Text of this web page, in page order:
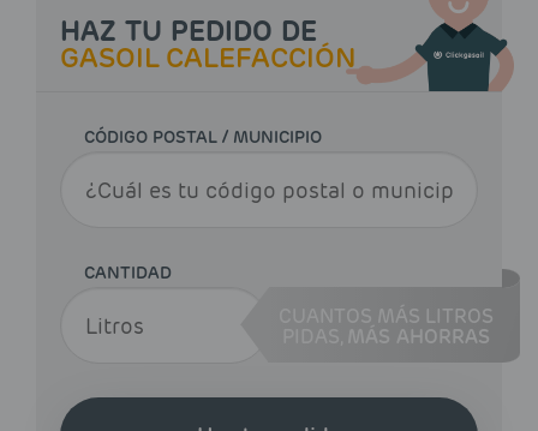
HAZ TU PEDIDO DE
GASOIL CALEFACCIÓN
CÓDIGO POSTAL / MUNICIPIO
CANTIDAD
CUANTOS MÁS LITROS
MÁS AHORRAS